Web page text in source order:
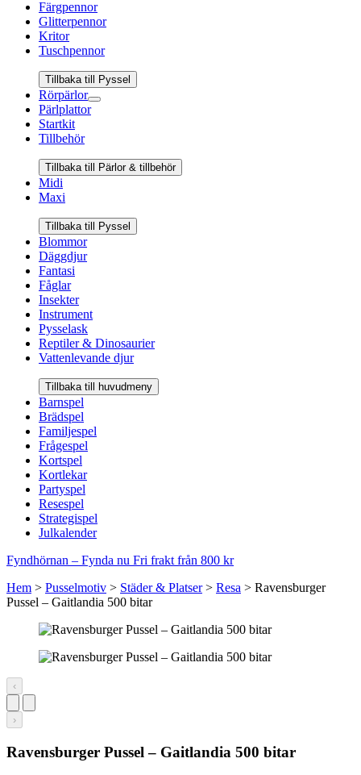
Färgpennor
Glitterpennor
Kritor
Tuschpennor
Tillbaka till Pyssel
Rörpärlor
Pärlplattor
Startkit
Tillbehör
Tillbaka till Pärlor & tillbehör
Midi
Maxi
Tillbaka till Pyssel
Blommor
Däggdjur
Fantasi
Fåglar
Insekter
Instrument
Pysselask
Reptiler & Dinosaurier
Vattenlevande djur
Tillbaka till huvudmeny
Barnspel
Brädspel
Familjespel
Frågespel
Kortspel
Kortlekar
Partyspel
Resespel
Strategispel
Julkalender
Fyndhörnan – Fynda nu Fri frakt från 800 kr
Hem > Pusselmotiv > Städer & Platser> Resa > Ravensburger
Pussel – Gaitlandia 500 bitar
‹
›
Ravensburger Pussel – Gaitlandia 500 bitar